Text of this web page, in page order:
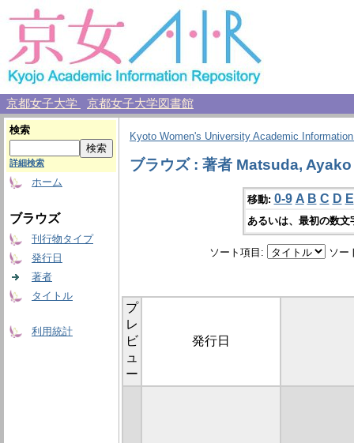
京都女子大学 京都女子大学図書館
検索
詳細検索
ホーム
ブラウズ
刊行物タイプ
発行日
著者
タイトル
利用統計
Kyoto Women's University Academic
ブラウズ : 著者 Matsuda, Ayako
移動: 0-9 A B C D E
あるいは、最初の数
ソート項目: ソー
プ
レ
ビ
ュ
ー
発行日